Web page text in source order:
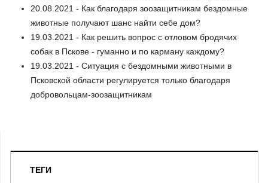
20.08.2021 - Как благодаря зоозащитникам бездомные
животные получают шанс найти себе дом?
19.03.2021 - Как решить вопрос с отловом бродячих
собак в Пскове - гуманно и по карману каждому?
19.03.2021 - Ситуация с бездомными животными в
Псковской области регулируется только благодаря
добровольцам-зоозащитникам
ТЕГИ